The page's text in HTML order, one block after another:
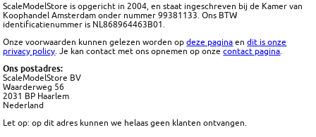
ScaleModelStore is opgericht in 2004, en staat ingeschreven bij de Kamer van
Koophandel Amsterdam onder nummer 99381133. Ons BTW
identificatienummer is NL868964463B01.
Onze voorwaarden kunnen gelezen worden opdeze pagina endit is onze
privacy policy . Je kan contact met ons opnemen op onzecontact pagina
Ons postadres:
ScaleModelStore BV
Waarderweg 56
2031 BP Haarlem
Nederland
Let op: op dit adres kunnen we helaas geen klanten ontvangen.